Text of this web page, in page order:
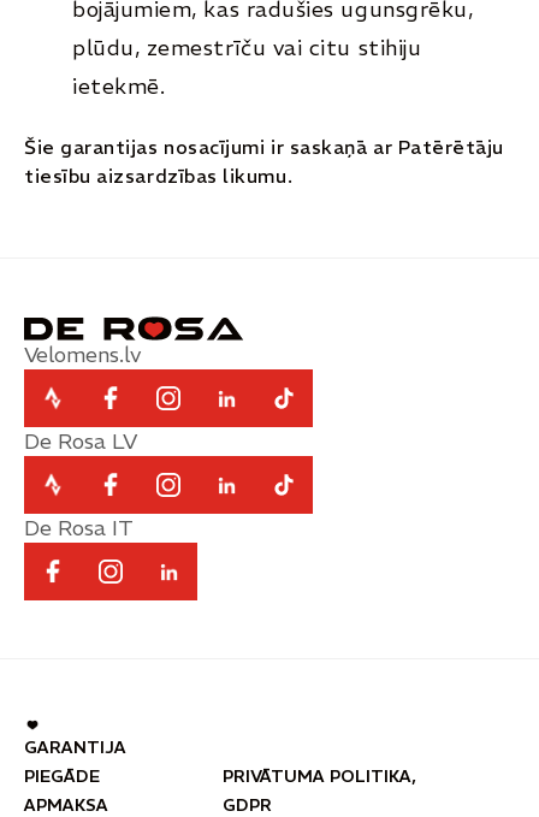
bojājumiem, kas radušies ugunsgrēku,
plūdu, zemestrīču vai citu stihiju
ietekmē.
Šie garantijas nosacījumi ir saskaņā ar Patērētāju
tiesību aizsardzības likumu.
Velomens.lv
De Rosa LV
De Rosa IT
GARANTIJA
PIEGĀDE
APMAKSA
PRIVĀTUMA POLITIKA,
GDPR